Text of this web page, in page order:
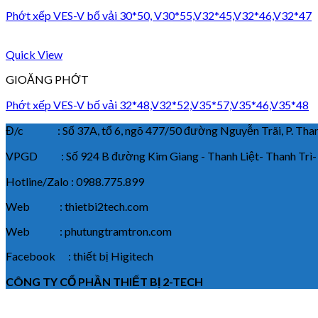
Phớt xếp VES-V bố vải 30*50, V30*55,V32*45,V32*46,V32*47
Quick View
GIOĂNG PHỚT
Phớt xếp VES-V bố vải 32*48,V32*52,V35*57,V35*46,V35*48
Đ/c : Số 37A, tổ 6, ngõ 477/50 đường Nguyễn Trãi, P. Thanh
VPGD : Số 924 B đường Kim Giang - Thanh Liệt- Thanh
Hotline/Zalo : 0988.775.899
Web : thietbi2tech.com
Web : phutungtramtron.com
Facebook : thiết bị Higitech
CÔNG TY CỔ PHẦN THIẾT BỊ 2-TECH